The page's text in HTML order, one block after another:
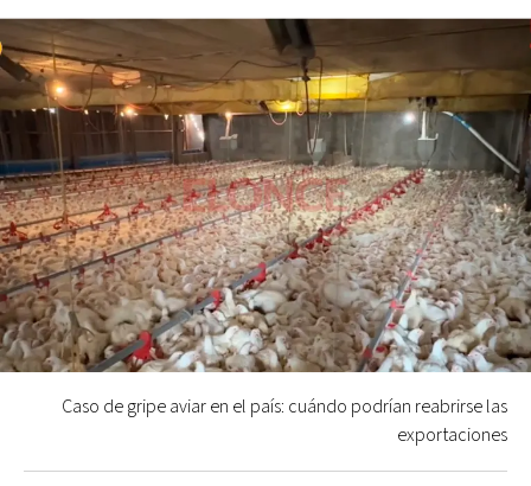
Caso de gripe aviar en el país: cuándo podrían reabrirse las
exportaciones